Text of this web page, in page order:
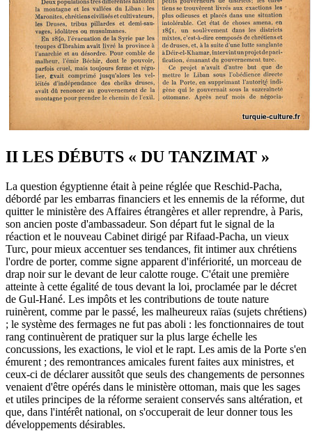
II LES DÉBUTS « DU TANZIMAT »
La question égyptienne était à peine réglée que Reschid-Pacha,
débordé par les embarras financiers et les ennemis de la réforme, dut
quitter le ministère des Affaires étrangères et aller reprendre, à Paris,
son ancien poste d'ambassadeur. Son départ fut le signal de la
réaction et le nouveau Cabinet dirigé par Rifaad-Pacha, un vieux
Turc, pour mieux accentuer ses tendances, fit intimer aux chrétiens
l'ordre de porter, comme signe apparent d'infériorité, un morceau de
drap noir sur le devant de leur calotte rouge. C'était une première
atteinte à cette égalité de tous devant la loi, proclamée par le décret
de Gul-Hané. Les impôts et les contributions de toute nature
ruinèrent, comme par le passé, les malheureux raïas (sujets chrétiens)
; le système des fermages ne fut pas aboli : les fonctionnaires de tout
rang continuèrent de pratiquer sur la plus large échelle les
concussions, les exactions, le viol et le rapt. Les amis de la Porte s'en
émurent ; des remontrances amicales furent faites aux ministres, et
ceux-ci de déclarer aussitôt que seuls des changements de personnes
venaient d'être opérés dans le ministère ottoman, mais que les sages
et utiles principes de la réforme seraient conservés sans altération, et
que, dans l'intérêt national, on s'occuperait de leur donner tous les
développements désirables.